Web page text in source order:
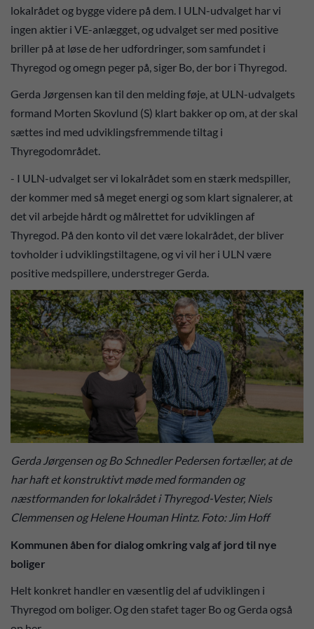
lokalrådet og bygge videre på dem. I ULN-udvalget har vi
ingen aktier i VE-anlægget, og udvalget ser med positive
briller på at løse de her udfordringer, som samfundet i
Thyregod og omegn peger på, siger Bo, der bor i Thyregod.
Gerda Jørgensen kan til den melding føje, at ULN-udvalgets
formand Morten Skovlund (S) klart bakker op om, at der skal
sættes ind med udviklingsfremmende tiltag i
Thyregodområdet.
- I ULN-udvalget ser vi lokalrådet som en stærk medspiller,
der kommer med så meget energi og som klart signalerer, at
det vil arbejde hårdt og målrettet for udviklingen af
Thyregod. På den konto vil det være lokalrådet, der bliver
tovholder i udviklingstiltagene, og vi vil her i ULN være
positive medspillere, understreger Gerda.
Gerda Jørgensen og Bo Schnedler Pedersen fortæller, at de
har haft et konstruktivt møde med formanden og
næstformanden for lokalrådet i Thyregod-Vester, Niels
Clemmensen og Helene Houman Hintz. Foto: Jim Hoff
Kommunen åben for dialog omkring valg af jord til nye
boliger
Helt konkret handler en væsentlig del af udviklingen i
Thyregod om boliger. Og den stafet tager Bo og Gerda også